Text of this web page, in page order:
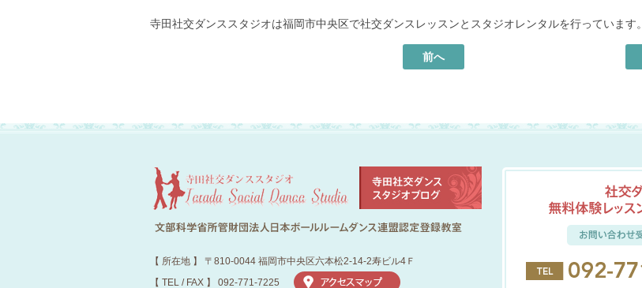
寺田社交ダンススタジオは福岡市中央区で社交ダンスレッスンとスタジオレンタルを行っています。
前へ
【 所在地 】 〒810-0044 福岡市中央区六本松2-14-2寿ビル4Ｆ
【 TEL / FAX 】 092-771-7225